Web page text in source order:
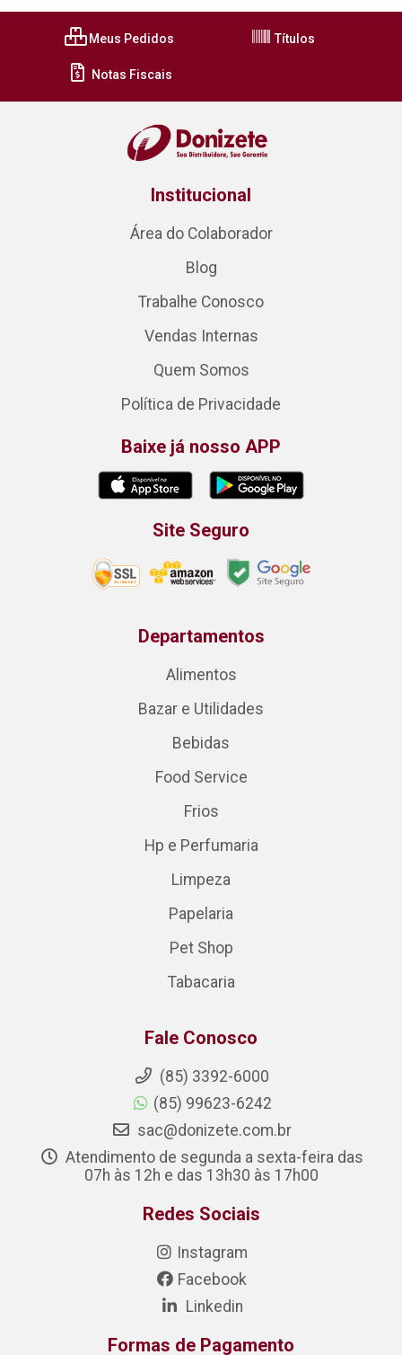
Meus Pedidos Títulos
Notas Fiscais
Institucional
Área do Colaborador
Blog
Trabalhe Conosco
Vendas Internas
Quem Somos
Política de Privacidade
Baixe já nosso APP
Site Seguro
Departamentos
Alimentos
Bazar e Utilidades
Bebidas
Food Service
Frios
Hp e Perfumaria
Limpeza
Papelaria
Pet Shop
Tabacaria
Fale Conosco
(85) 3392-6000
(85) 99623-6242
sac@donizete.com.br
Atendimento de segunda a sexta-feira das
07h às 12h e das 13h30 às 17h00
Redes Sociais
Instagram
Facebook
Linkedin
Formas de Pagamento